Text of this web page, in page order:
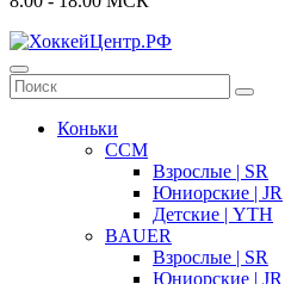
Коньки
CCM
Взрослые | SR
Юниорские | JR
Детские | YTH
BAUER
Взрослые | SR
Юниорские | JR